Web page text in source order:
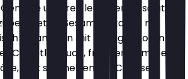
Genieße unseren leckeren Absolute
im Sesam Brötchen mit
zusammen mit würzigen roten
Chipotle Sauce, frischen Tomaten,
zart schmelzenden Cheese,